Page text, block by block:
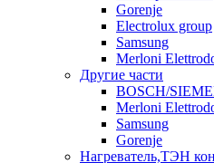
Gorenje
Electrolux group
Samsung
Merloni
Другие части
BOSCH/
Merloni
Samsung
Gorenje
Нагреватель,ТЭН